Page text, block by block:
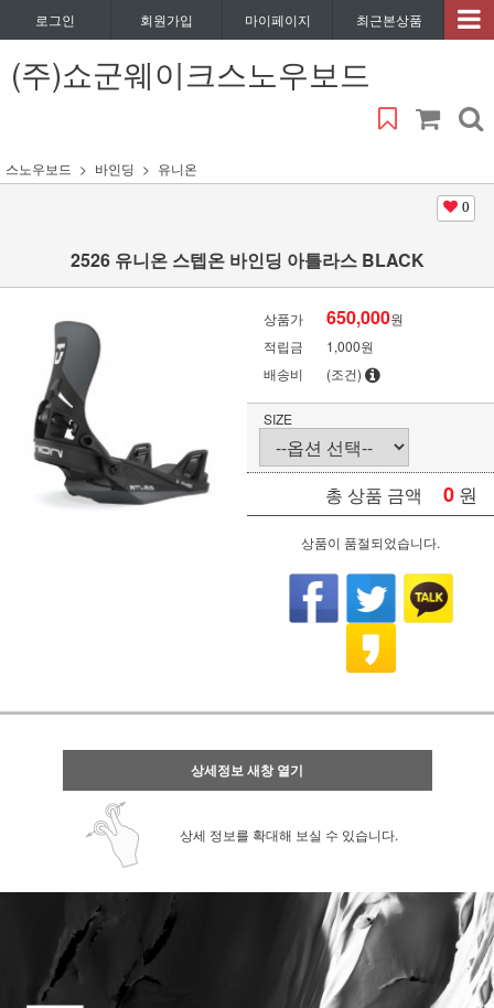
로그인 회원가입 마이페이지 최근본상품
(주)쇼군웨이크스노우보드
스노우보드 바인딩 유니온
0
2526 유니온 스텝온 바인딩 아틀라스 BLACK
상품가 650,000원
적립금
1,000원
배송비
(조건)
SIZE
총 상품 금액 0 원
상품이 품절되었습니다.
상세정보 새창 열기
상세 정보를 확대해 보실 수 있습니다.